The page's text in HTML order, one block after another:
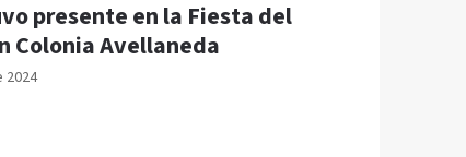
2024
presente en la Fiesta del
Colonia Avellaneda